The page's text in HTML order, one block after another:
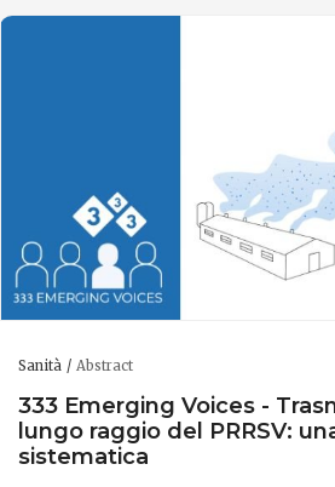
Sanità Abstract
333 Emerging Voices -
lungo raggio del PRRSV:
sistematica